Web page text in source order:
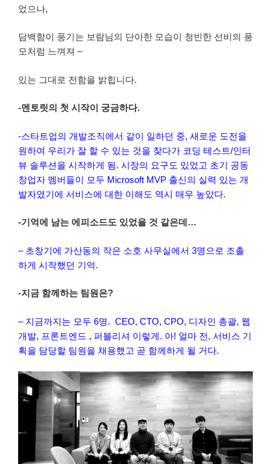
었으나,
담백함이 풍기는 보람님의 단아한 모습이 청빈한 선비의 풍
모처럼 느껴져 –
있는 그대로 전함을 밝힙니다.
-멘토릿의 첫 시작이 궁금하다.
-스타트업의 개발조직에서 같이 일하던 중, 새로운 도전을
원하여 우리가 잘 할 수 있는 것을 찾다가 코딩 테스트/인터
뷰 솔루션을 시작하게 됨. 시장의 요구도 있었고 초기 공동
창업자 멤버들이 모두 Microsoft MVP 출신의 실력 있는 개
발자였기에 서비스에 대한 이해도 역시 매우 높았다.
-기억에 남는 에피소드도 있었을 것 같은데…
– 초창기에 가산동의 작은 소호 사무실에서 3명으로 조촐
하게 시작했던 기억.
-지금 함께하는 팀원은?
– 지금까지는 모두 6명. CEO, CTO, CPO, 디자인 총괄, 웹
개발, 프론트엔드 , 퍼블리셔 이렇게. 아! 얼마 전, 서비스 기
획을 담당할 팀원을 채용했고 곧 함께하게 될 거다.